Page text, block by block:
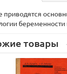
приводятся
товары